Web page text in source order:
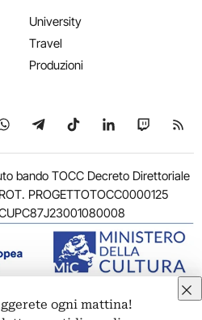
University
Travel
Produzioni
su YouTubesu WhatsApp
Seguici su Telegram
Seguici su TikTok
Seguici su
Seguici
bando TOCC Decreto Direttoriale
PROGETTOTOCC0000125
Corso Vittorio Emanuele II, 287 –
ogni mattina!